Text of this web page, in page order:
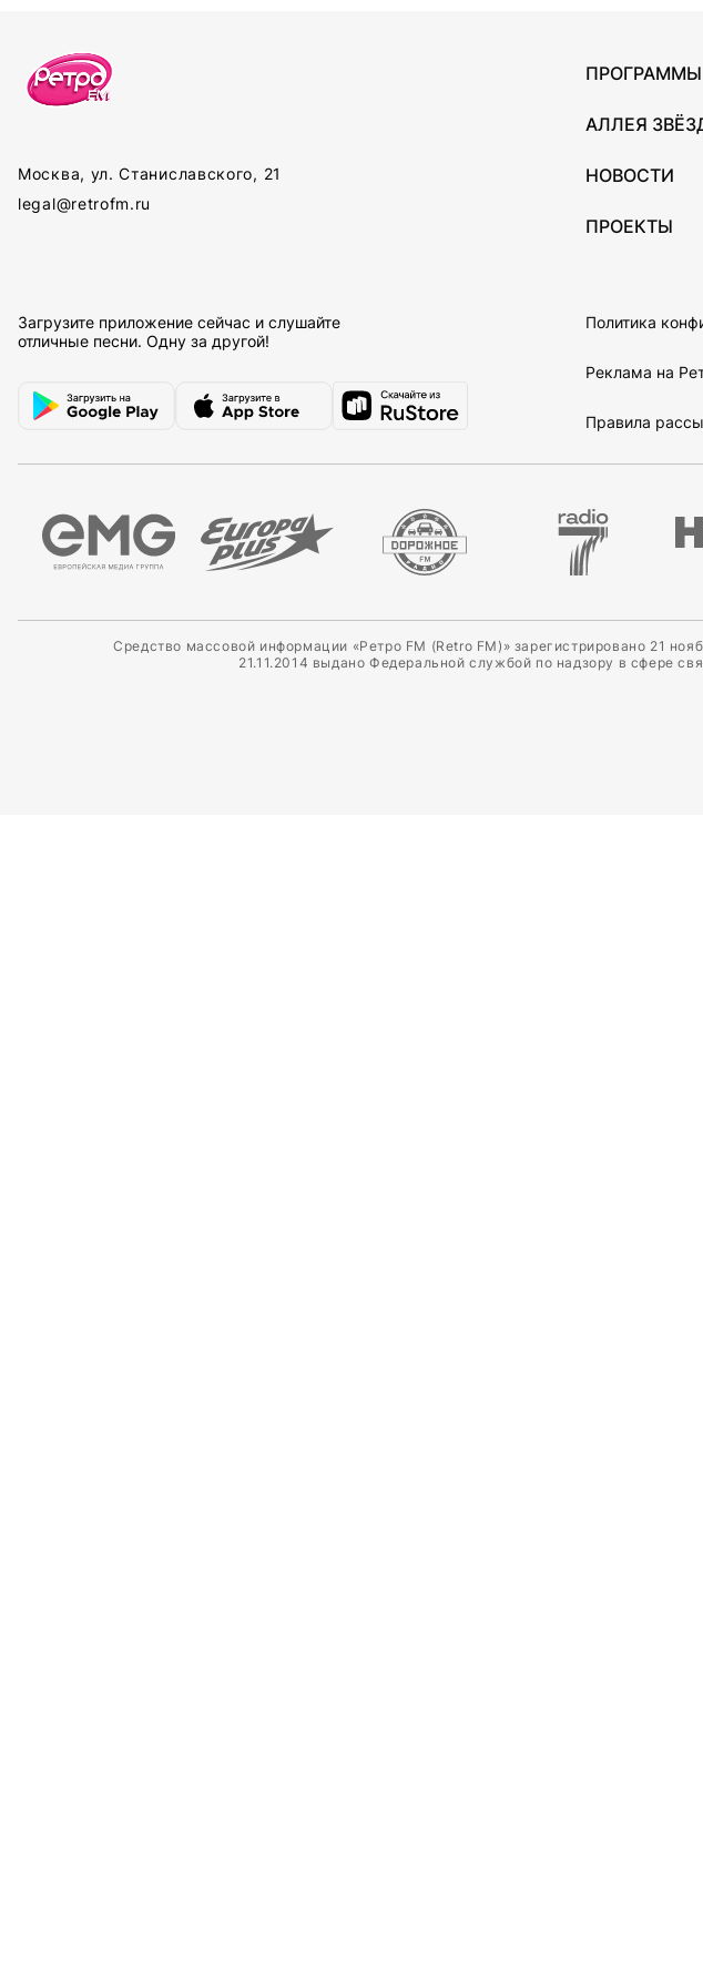
Москва, ул. Станиславского, 21
legal@retrofm.ru
ПРОГРАММЫ
АЛЛЕЯ
НОВОСТИ
ПРОЕКТЫ
Загрузите приложение сейчас и слушайте
отличные песни. Одну за другой!
Политика
Реклама на
Правила
Средство массовой информации «Ретро FM (Retro FM)» зарегистрировано 21
21.11.2014 выдано Федеральной службой по надзору в сфере